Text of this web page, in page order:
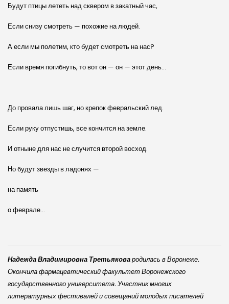
Будут птицы лететь над сквером в закатный час,
Если снизу смотреть — похожие на людей.
А если мы полетим, кто будет смотреть на нас?
Если время погибнуть, то вот он — он — этот день…
До провала лишь шаг, но крепок февральский лед.
Если руку отпустишь, все кончится на земле.
И отныне для нас не случится второй восход.
Но будут звезды в ладонях —
на память
о феврале…
Надежда Владимировна Третьяковародилась в Воронеже.
Окончила фармацевтический факультет Воронежского
государственного университета. Участник многих
литературных фестивалей и совещаний молодых писателей